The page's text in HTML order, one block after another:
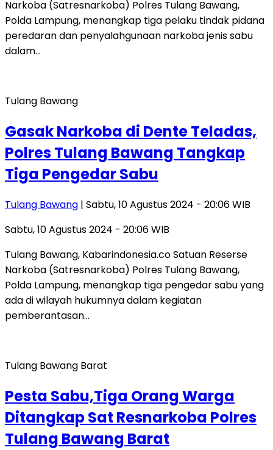
Narkoba (Satresnarkoba) Polres Tulang Bawang,
Polda Lampung, menangkap tiga pelaku tindak pidana
peredaran dan penyalahgunaan narkoba jenis sabu
dalam…
Tulang Bawang
Gasak Narkoba di Dente Teladas,
Polres Tulang Bawang Tangkap
Tiga Pengedar Sabu
Tulang Bawang | Sabtu, 10 Agustus 2024 - 20:06 WIB
Sabtu, 10 Agustus 2024 - 20:06 WIB
Tulang Bawang, Kabarindonesia.co Satuan Reserse
Narkoba (Satresnarkoba) Polres Tulang Bawang,
Polda Lampung, menangkap tiga pengedar sabu yang
ada di wilayah hukumnya dalam kegiatan
pemberantasan…
Tulang Bawang Barat
Pesta Sabu,Tiga Orang Warga
Ditangkap Sat Resnarkoba Polres
Tulang Bawang Barat